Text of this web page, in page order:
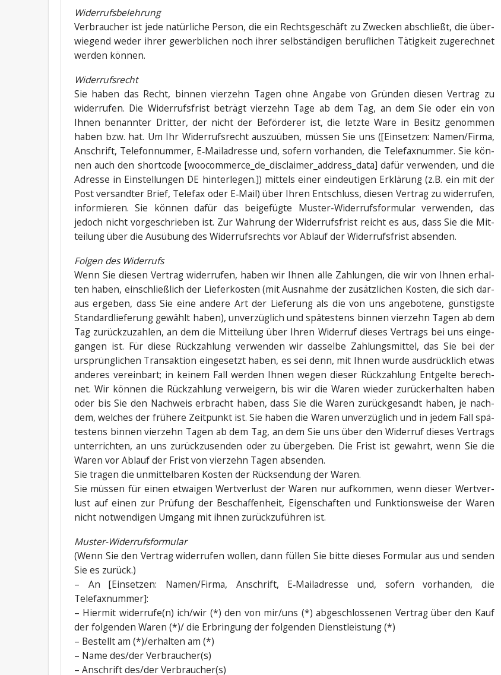
Wider­rufs­be­leh­rung
Ver­brau­cher ist jede natür­li­che Per­son, die ein Rechts­ge­schäft zu Zwe­cken abschließt, die über­
wie­gend weder ihrer gewerb­li­chen noch ihrer selb­stän­di­gen beruf­li­chen Tätig­keit zuge­rech­net
wer­den können.
Wider­rufs­recht
Sie haben das Recht, bin­nen vier­zehn Tagen ohne Anga­be von Grün­den die­sen Ver­trag zu
wider­ru­fen. Die Wider­rufs­frist beträgt vier­zehn Tage ab dem Tag, an dem Sie oder ein von
Ihnen benann­ter Drit­ter, der nicht der Beför­de­rer ist, die letz­te Ware in Besitz genom­men
haben bzw. hat. Um Ihr Wider­rufs­recht aus­zu­üben, müs­sen Sie uns ([Ein­set­zen: Namen/Firma,
Anschrift, Tele­fon­num­mer, E‑Mailadresse und, sofern vor­han­den, die Tele­fax­num­mer. Sie kön­
nen auch den short­code [woocommerce_de_disclaimer_address_data] dafür ver­wen­den, und die
Adres­se in Ein­stel­lun­gen DE hin­ter­le­gen.]) mit­tels einer ein­deu­ti­gen Erklä­rung (z.B. ein mit der
Post ver­sand­ter Brief, Tele­fax oder E‑Mail) über Ihren Ent­schluss, die­sen Ver­trag zu wider­ru­fen,
infor­mie­ren. Sie kön­nen dafür das bei­gefüg­te Mus­ter-Wider­rufs­for­mu­lar ver­wen­den, das
jedoch nicht vor­ge­schrie­ben ist. Zur Wah­rung der Wider­rufs­frist reicht es aus, dass Sie die Mit­
tei­lung über die Aus­übung des Wider­rufs­rechts vor Ablauf der Wider­rufs­frist absenden.
Fol­gen des Widerrufs
Wenn Sie die­sen Ver­trag wider­ru­fen, haben wir Ihnen alle Zah­lun­gen, die wir von Ihnen erhal­
ten haben, ein­schließ­lich der Lie­fer­kos­ten (mit Aus­nah­me der zusätz­li­chen Kos­ten, die sich dar­
aus erge­ben, dass Sie eine ande­re Art der Lie­fe­rung als die von uns ange­bo­te­ne, güns­tigs­te
Stan­dard­lie­fe­rung gewählt haben), unver­züg­lich und spä­tes­tens bin­nen vier­zehn Tagen ab dem
Tag zurück­zu­zah­len, an dem die Mit­tei­lung über Ihren Wider­ruf die­ses Ver­trags bei uns ein­ge­
gan­gen ist. Für die­se Rück­zah­lung ver­wen­den wir das­sel­be Zah­lungs­mit­tel, das Sie bei der
ursprüng­li­chen Trans­ak­ti­on ein­ge­setzt haben, es sei denn, mit Ihnen wur­de aus­drück­lich etwas
ande­res ver­ein­bart; in kei­nem Fall wer­den Ihnen wegen die­ser Rück­zah­lung Ent­gel­te berech­
net. Wir kön­nen die Rück­zah­lung ver­wei­gern, bis wir die Waren wie­der zurück­er­hal­ten haben
oder bis Sie den Nach­weis erbracht haben, dass Sie die Waren zurück­ge­sandt haben, je nach­
dem, wel­ches der frü­he­re Zeit­punkt ist. Sie haben die Waren unver­züg­lich und in jedem Fall spä­
tes­tens bin­nen vier­zehn Tagen ab dem Tag, an dem Sie uns über den Wider­ruf die­ses Ver­trags
unter­rich­ten, an uns zurück­zu­sen­den oder zu über­ge­ben. Die Frist ist gewahrt, wenn Sie die
Waren vor Ablauf der Frist von vier­zehn Tagen absenden.
Sie tra­gen die unmit­tel­ba­ren Kos­ten der Rück­sen­dung der Waren.
Sie müs­sen für einen etwai­gen Wert­ver­lust der Waren nur auf­kom­men, wenn die­ser Wert­ver­
lust auf einen zur Prü­fung der Beschaf­fen­heit, Eigen­schaf­ten und Funk­ti­ons­wei­se der Waren
nicht not­wen­di­gen Umgang mit ihnen zurück­zu­füh­ren ist.
Mus­ter-Wider­rufs­for­mu­lar
(Wenn Sie den Ver­trag wider­ru­fen wol­len, dann fül­len Sie bit­te die­ses For­mu­lar aus und sen­den
Sie es zurück.)
– An [Ein­set­zen: Namen/Firma, Anschrift, E‑Mailadresse und, sofern vor­han­den, die
Telefaxnummer]:
– Hier­mit widerrufe(n) ich/wir (*) den von mir/uns (*) abge­schlos­se­nen Ver­trag über den Kauf
der fol­gen­den Waren (*)/ die Erbrin­gung der fol­gen­den Dienstleistung (*)
– Bestellt am (*)/erhalten am (*)
– Name des/der Verbraucher(s)
– Anschrift des/der Verbraucher(s)